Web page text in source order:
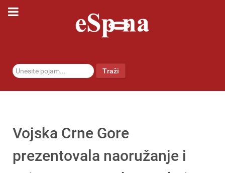
traži... Traži
Vojska Crne Gore
prezentovala naoružanje i